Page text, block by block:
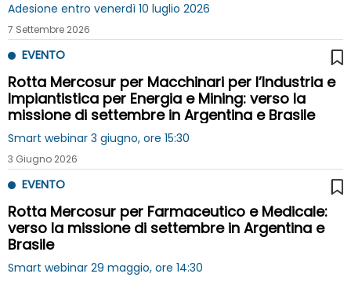
Adesione entro venerdì 10 luglio 2026
7 Settembre 2026
EVENTO
Rotta Mercosur per Macchinari per l’Industria e
Impiantistica per Energia e Mining: verso la
missione di settembre in Argentina e Brasile
Smart webinar 3 giugno, ore 15:30
3 Giugno 2026
EVENTO
Rotta Mercosur per Farmaceutico e Medicale:
verso la missione di settembre in Argentina e
Brasile
Smart webinar 29 maggio, ore 14:30